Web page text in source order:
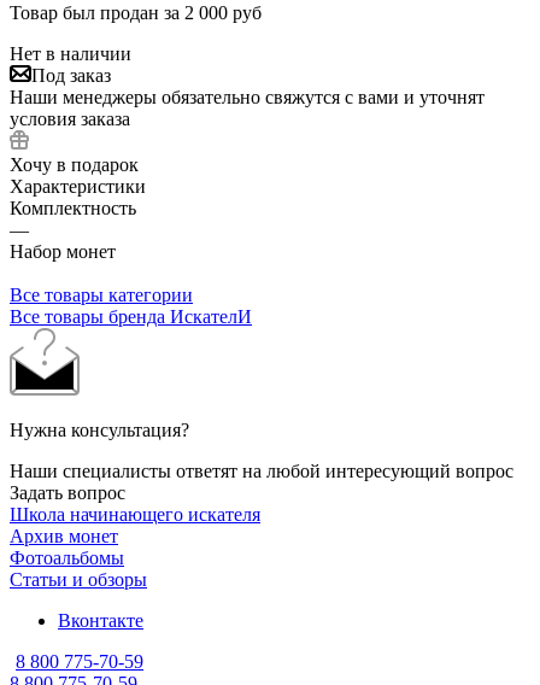
Товар был продан за 2 000 руб
Нет в наличии
Под заказ
Наши менеджеры обязательно свяжутся с вами и уточнят
условия заказа
Хочу в подарок
Характеристики
Комплектность
—
Набор монет
Все товары категории
Все товары бренда ИскателИ
Нужна консультация?
Наши специалисты ответят на любой интересующий вопрос
Задать вопрос
Школа начинающего искателя
Архив монет
Фотоальбомы
Статьи и обзоры
Вконтакте
8 800 775-70-59